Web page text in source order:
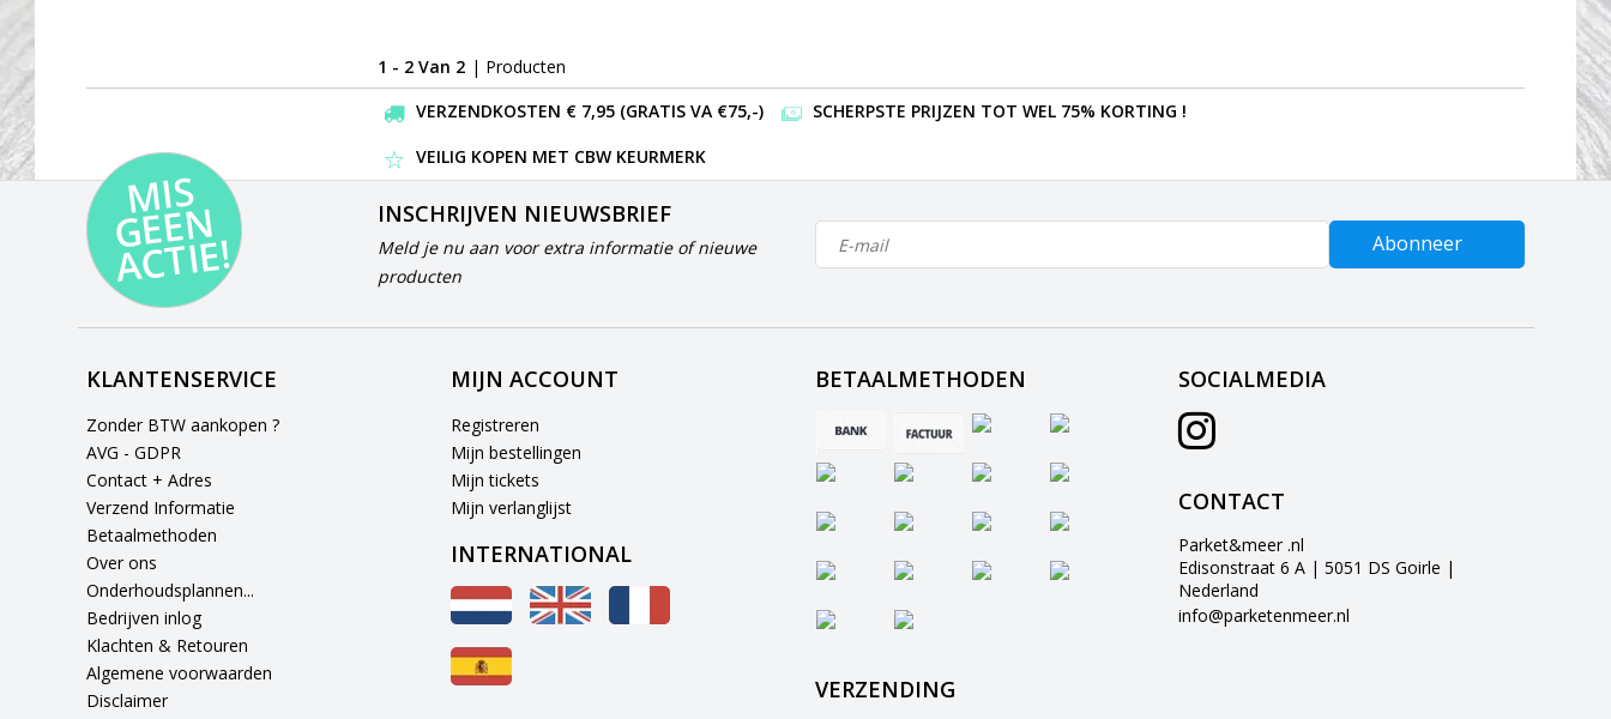
1 - 2 Van 2 | Producten
VERZENDKOSTEN € 7,95 (GRATIS VA €75,-)
SCHERPSTE PRIJZEN TOT WEL 75% KORTING !
VEILIG KOPEN MET CBW KEURMERK
MI
S
G
E
E
N
A
C
TI
E!
INSCHRIJVEN NIEUWSBRIEF
Meld je nu aan voor extra informatie of nieuwe
producten
Abonneer
KLANTENSERVICE
Zonder BTW aankopen ?
AVG - GDPR
Contact + Adres
Verzend Informatie
Betaalmethoden
Over ons
Onderhoudsplannen...
Bedrijven inlog
Klachten & Retouren
Algemene voorwaarden
Disclaimer
MIJN ACCOUNT
Registreren
Mijn bestellingen
Mijn tickets
Mijn verlanglijst
INTERNATIONAL
BETAALMETHODEN
VERZENDING
SOCIALMEDIA
CONTACT
Parket&meer .nl
Edisonstraat 6 A | 5051 DS Goirle |
Nederland
info@parketenmeer.nl